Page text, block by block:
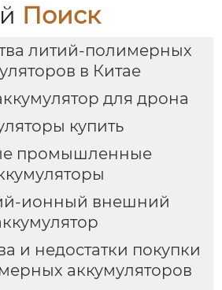
Поиск
литий-полимерных
в Китае
для дрона
купить
промышленные
ионный внешний
и недостатки покупки
аккумуляторов